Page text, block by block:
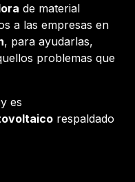
de material
a las empresas en
, para ayudarlas,
problemas que
es
respaldado